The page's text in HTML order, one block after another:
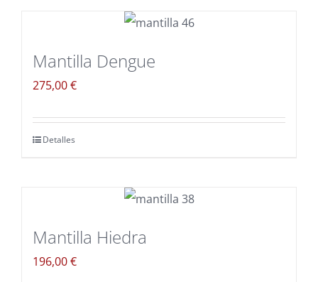
Mantilla Dengue
275,00€
Detalles
Mantilla Hiedra
196,00€